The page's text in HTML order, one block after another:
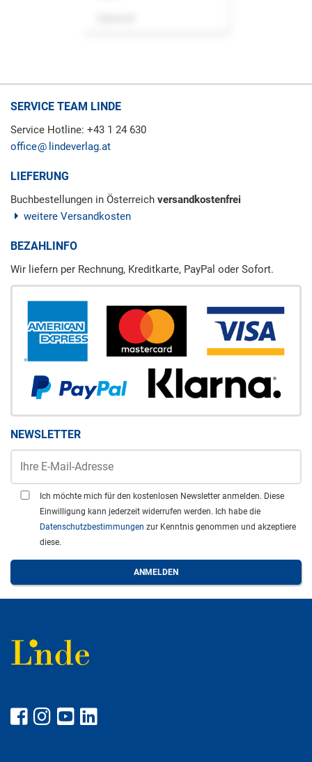
SERVICE TEAM LINDE
Service Hotline: +43 1 24 630
office
lindeverlag.at
LIEFERUNG
Buchbestellungen in Österreich versandkostenfrei
weitere Versandkosten
BEZAHLINFO
Wir liefern per Rechnung, Kreditkarte, PayPal oder Sofort.
NEWSLETTER
Ich möchte mich für den kostenlosen Newsletter anmelden. Diese
Einwilligung kann jederzeit widerrufen werden. Ich habe die
Datenschutzbestimmungen zur Kenntnis genommen und akzeptiere
diese.